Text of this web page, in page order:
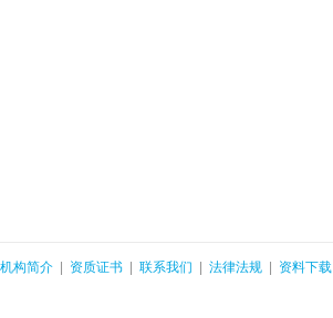
机构简介 资质证书 联系我们 法律法规 资料下载